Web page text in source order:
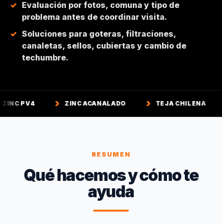
Evaluación por fotos, comuna y tipo de
problema antes de coordinar visita.
Soluciones para goteras, filtraciones,
canaletas, sellos, cubiertas y cambio de
techumbre.
ZINC ACANALADO TEJA CHILENA TEJA
RESUMEN
Qué hacemos y cómo te
ayuda